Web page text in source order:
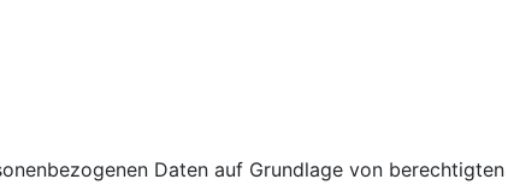
Daten auf Grundlage von